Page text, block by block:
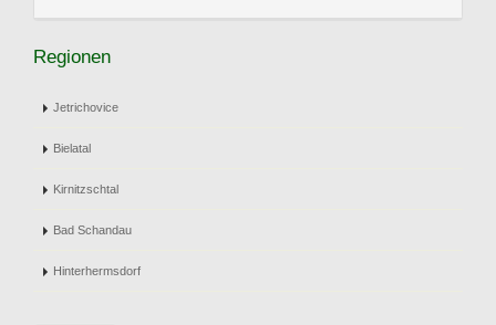
Regionen
Jetrichovice
Bielatal
Kirnitzschtal
Bad Schandau
Hinterhermsdorf